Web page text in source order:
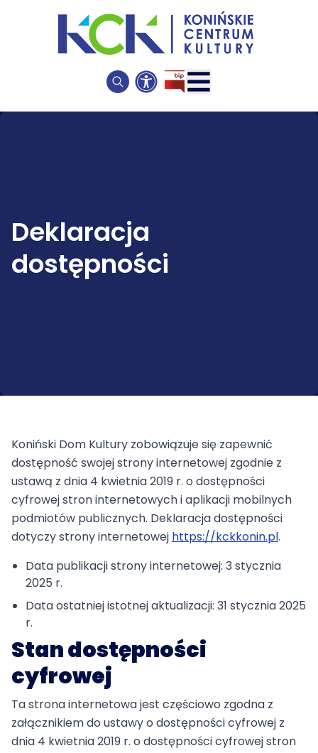
Deklaracja
dostępności
Koniński Dom Kultury zobowiązuje się zapewnić
dostępność swojej strony internetowej zgodnie z
ustawą z dnia 4 kwietnia 2019 r. o dostępności
cyfrowej stron internetowych i aplikacji mobilnych
podmiotów publicznych. Deklaracja dostępności
dotyczystrony internetowej https://kckkonin.pl.
Data publikacji strony internetowej: 3 stycznia
2025 r.
Data ostatniej istotnej aktualizacji: 31 stycznia 2025
r.
Stan dostępności
cyfrowej
Ta strona internetowa jest częściowo zgodna z
załącznikiem do ustawy o dostępności cyfrowej z
dnia 4 kwietnia 2019 r. o dostępności cyfrowej stron